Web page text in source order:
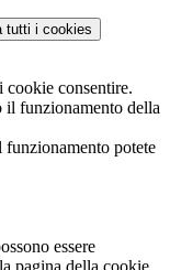
tutti i cookies
cookie consentire.
il funzionamento della
funzionamento potete
essere
pagina della cookie